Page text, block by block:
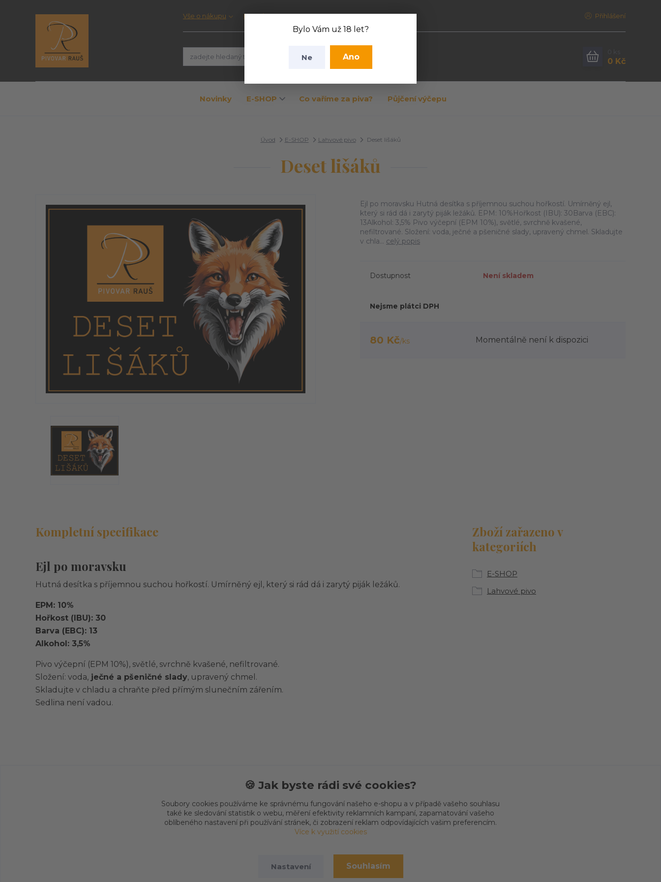
Bylo Vám už 18 let?
Ne Ano
Vše o nákupu Kontakty Přihlášení
Hledat 0 Kč
Novinky E-SHOP Co vaříme za piva? Půjčení výčepu
Úvod E-SHOP Lahvové pivo Deset lišáků
Deset lišáků
Ejl po moravsku Hutná desítka s příjemnou suchou hořkostí. Umírněný ejl,
který si rád dá i zarytý piják ležáků. EPM: 10%Hořkost (IBU): 30Barva (EBC):
13Alkohol: 3,5% Pivo výčepní (EPM 10%), světlé, svrchně kvašené,
nefiltrované. Složení: voda, ječné a pšeničné slady, upravený chmel. Skladujte
v chla... celý popis
Dostupnost Není skladem
Nejsme plátci DPH
80 Kč/ks Momentálně není k dispozici
Kompletní specifikace
Ejl po moravsku
Hutná desítka s příjemnou suchou hořkostí. Umírněný ejl, který si rád dá i zarytý piják ležáků.
EPM: 10%
Hořkost (IBU): 30
Barva (EBC): 13
Alkohol: 3,5%
Pivo výčepní (EPM 10%), světlé, svrchně kvašené, nefiltrované.
Složení: voda, ječné a pšeničné slady, upravený chmel.
Skladujte v chladu a chraňte před přímým slunečním zářením.
Sedlina není vadou.
Zboží zařazeno v
kategoriích
E-SHOP
Lahvové pivo
🍪 Jak byste rádi své cookies?
Soubory cookies používáme ke správnému fungování našeho e-shopu a v případě vašeho souhlasu
také ke sledování statistik o webu, měření efektivity reklamních kampaní, zapamatování vašeho
oblíbeného nastavení při používání stránek, či zobrazení reklam odpovídajících vašim preferencím.
Více k využití cookies
Nastavení Souhlasím